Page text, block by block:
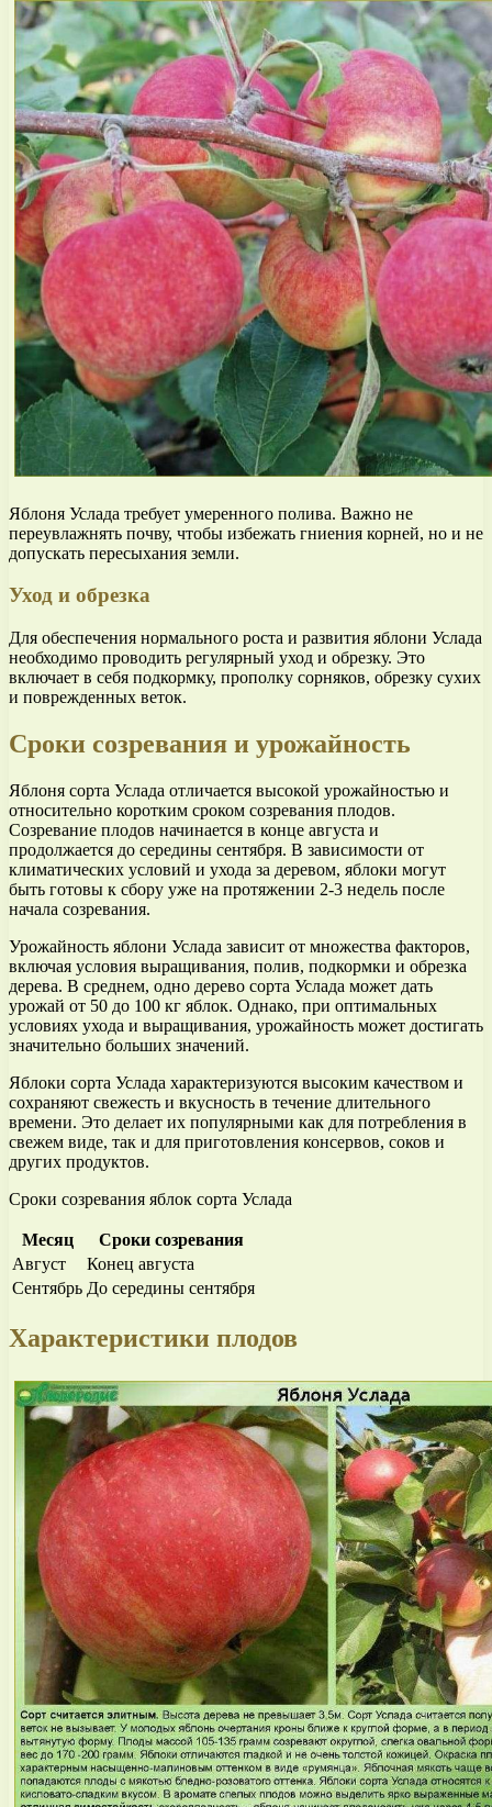
Яблоня Услада требует умеренного полива. Важно не
переувлажнять почву, чтобы избежать гниения корней, но и не
допускать пересыхания земли.
Уход и обрезка
Для обеспечения нормального роста и развития яблони Услада
необходимо проводить регулярный уход и обрезку. Это
включает в себя подкормку, прополку сорняков, обрезку сухих
и поврежденных веток.
Сроки созревания и урожайность
Яблоня сорта Услада отличается высокой урожайностью и
относительно коротким сроком созревания плодов.
Созревание плодов начинается в конце августа и
продолжается до середины сентября. В зависимости от
климатических условий и ухода за деревом, яблоки могут
быть готовы к сбору уже на протяжении 2-3 недель после
начала созревания.
Урожайность яблони Услада зависит от множества факторов,
включая условия выращивания, полив, подкормки и обрезка
дерева. В среднем, одно дерево сорта Услада может дать
урожай от 50 до 100 кг яблок. Однако, при оптимальных
условиях ухода и выращивания, урожайность может достигать
значительно больших значений.
Яблоки сорта Услада характеризуются высоким качеством и
сохраняют свежесть и вкусность в течение длительного
времени. Это делает их популярными как для потребления в
свежем виде, так и для приготовления консервов, соков и
других продуктов.
Сроки созревания яблок сорта Услада
Месяц
Сроки созревания
Август
Конец августа
Сентябрь До середины сентября
Характеристики плодов